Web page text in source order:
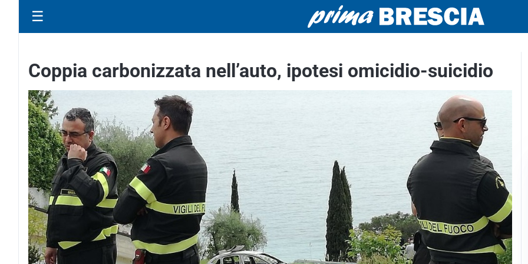
☰
Coppia carbonizzata nell’auto, ipotesi omicidio-suicidio